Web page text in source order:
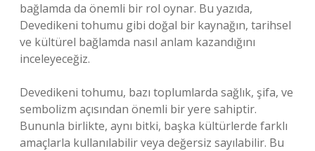
bağlamda da önemli bir rol oynar. Bu yazıda,
Devedikeni tohumu gibi doğal bir kaynağın, tarihsel
ve kültürel bağlamda nasıl anlam kazandığını
inceleyeceğiz.
Devedikeni tohumu, bazı toplumlarda sağlık, şifa, ve
sembolizm açısından önemli bir yere sahiptir.
Bununla birlikte, aynı bitki, başka kültürlerde farklı
amaçlarla kullanılabilir veya değersiz sayılabilir. Bu